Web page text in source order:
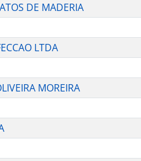
DE MADERIA
LTDA
MOREIRA